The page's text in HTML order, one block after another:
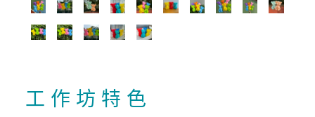
工 作 坊 特 色